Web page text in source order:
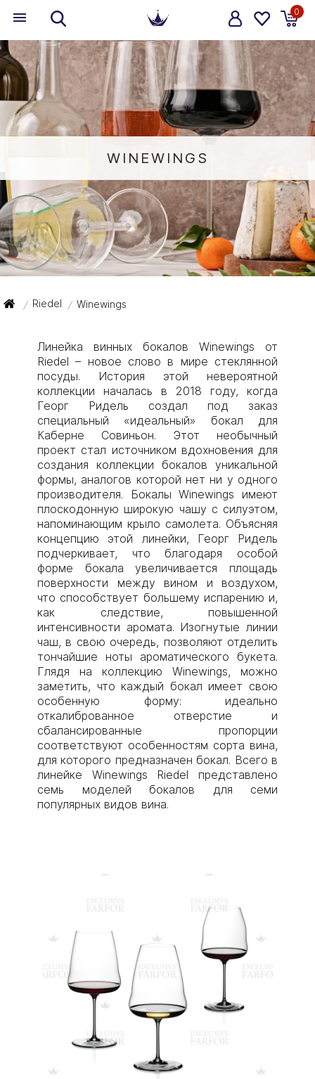
0
WINEWINGS
/ Riedel / Winewings
Линейка винных бокалов Winewings от
Riedel – новое слово в мире стеклянной
посуды. История этой невероятной
коллекции началась в 2018 году, когда
Георг Ридель создал под заказ
специальный «идеальный» бокал для
Каберне Совиньон. Этот необычный
проект стал источником вдохновения для
создания коллекции бокалов уникальной
формы, аналогов которой нет ни у одного
производителя. Бокалы Winewings имеют
плоскодонную широкую чашу с силуэтом,
напоминающим крыло самолета. Объясняя
концепцию этой линейки, Георг Ридель
подчеркивает, что благодаря особой
форме бокала увеличивается площадь
поверхности между вином и воздухом,
что способствует большему испарению и,
как следствие, повышенной
интенсивности аромата. Изогнутые линии
чаш, в свою очередь, позволяют отделить
тончайшие ноты ароматического букета.
Глядя на коллекцию Winewings, можно
заметить, что каждый бокал имеет свою
особенную форму: идеально
откалиброванное отверстие и
сбалансированные пропорции
соответствуют особенностям сорта вина,
для которого предназначен бокал. Всего в
линейке Winewings Riedel представлено
семь моделей бокалов для семи
популярных видов вина.